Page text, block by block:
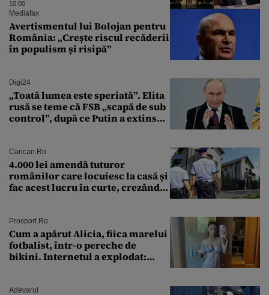
putea forța Kremlinul să apeleze
la ultimele resurse ale Băncii
Centrale
10:00
Mediafax
Avertismentul lui Bolojan pentru
România: „Crește riscul recăderii
în populism și risipă”
Digi24
„Toată lumea este speriată”. Elita
rusă se teme că FSB „scapă de sub
control”, după ce Putin a extins
Cancan.ro
4.000 lei amendă tuturor
românilor care locuiesc la casă și
fac acest lucru în curte, crezând
Prosport.ro
Cum a apărut Alicia, fiica marelui
fotbalist, într-o pereche de
bikini. Internetul a explodat:
Adevarul